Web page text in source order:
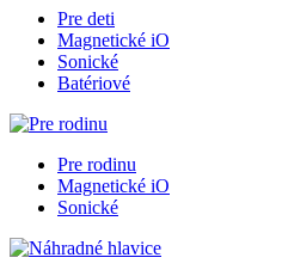
Pre deti
Magnetické iO
Sonické
Batériové
Pre rodinu
Magnetické iO
Sonické